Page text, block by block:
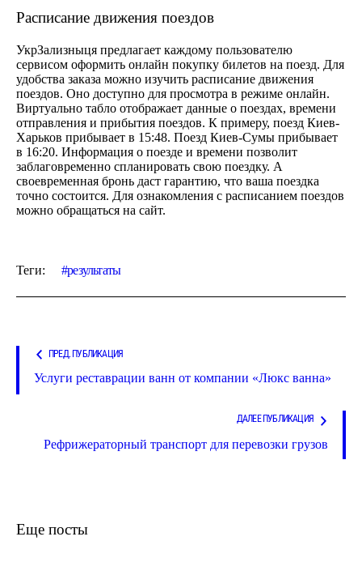
Расписание движения поездов
УкрЗализныця предлагает каждому пользователю
сервисом оформить онлайн покупку билетов на поезд. Для
удобства заказа можно изучить расписание движения
поездов. Оно доступно для просмотра в режиме онлайн.
Виртуально табло отображает данные о поездах, времени
отправления и прибытия поездов. К примеру, поезд Киев-
Харьков прибывает в 15:48. Поезд Киев-Сумы прибывает
в 16:20. Информация о поезде и времени позволит
заблаговременно спланировать свою поездку. А
своевременная бронь даст гарантию, что ваша поездка
точно состоится. Для ознакомления с расписанием поездов
можно обращаться на сайт.
Теги: результаты
ПРЕД. ПУБЛИКАЦИЯ
Услуги реставрации ванн от компании «Люкс ванна»
ДАЛЕЕ ПУБЛИКАЦИЯ
Рефрижераторный транспорт для перевозки грузов
Еще посты